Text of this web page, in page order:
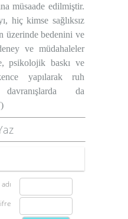
müsaade edilmiştir.
hiç kimse sağlıksız
üzerinde bedenini ve
ve müdahaleler
psikolojik baskı ve
yapılarak ruh
da